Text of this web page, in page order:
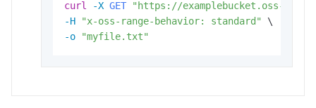
curl -X GET
"https://examplebucket.oss-cn-
-H
"x-oss-range-behavior: standard"
-o
"myfile.txt"